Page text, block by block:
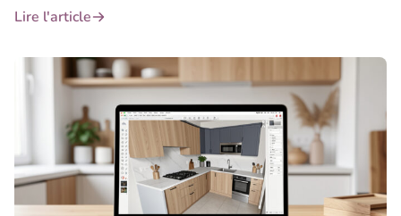
Lire l'article